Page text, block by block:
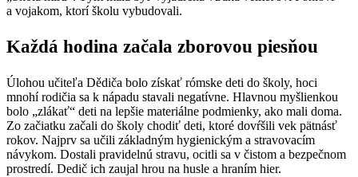
a vojakom, ktorí školu vybudovali.
Každá hodina začala zborovou piesňou
Úlohou učiteľa Dědiča bolo získať rómske deti do školy, hoci
mnohí rodičia sa k nápadu stavali negatívne. Hlavnou myšlienkou
bolo „zlákať“ deti na lepšie materiálne podmienky, ako mali doma.
Zo začiatku začali do školy chodiť deti, ktoré dovŕšili vek pätnásť
rokov. Najprv sa učili základným hygienickým a stravovacím
návykom. Dostali pravidelnú stravu, ocitli sa v čistom a bezpečnom
prostredí. Dedič ich zaujal hrou na husle a hraním hier.